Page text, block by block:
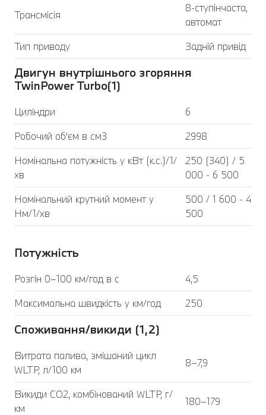
Трансмісія
8-ступінчаста,
автомат
Тип приводу
Задній привід
Двигун внутрішнього згоряння
TwinPower Turbo(1)
Циліндри
6
Робочий об'єм в см3
2998
Номінальна потужність у кВт (к.с.)/1/
хв
250 (340) / 5
000 - 6 500
Номінальний крутний момент у
Нм/1/хв
500 / 1 600 - 4
500
Потужність
Розгін 0–100 км/год в с
4,5
Максимальна швидкість у км/год
250
Споживання/викиди (1,2)
Витрата палива, змішаний цикл
WLTP, л/100 км
8–7,9
Викиди CO2, комбінований WLTP, г/
км
180–179